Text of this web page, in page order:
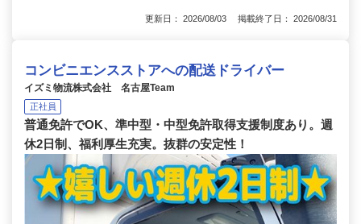
更新日： 2026/08/03 掲載終了日： 2026/08/31
コンビニエンスストアへの配送ドライバー
イズミ物流株式会社 名古屋Team
正社員
普通免許でOK、準中型・中型免許取得支援制度あり。週
休2日制、福利厚生充実。抜群の安定性！